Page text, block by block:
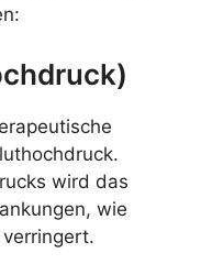
wird das
wie